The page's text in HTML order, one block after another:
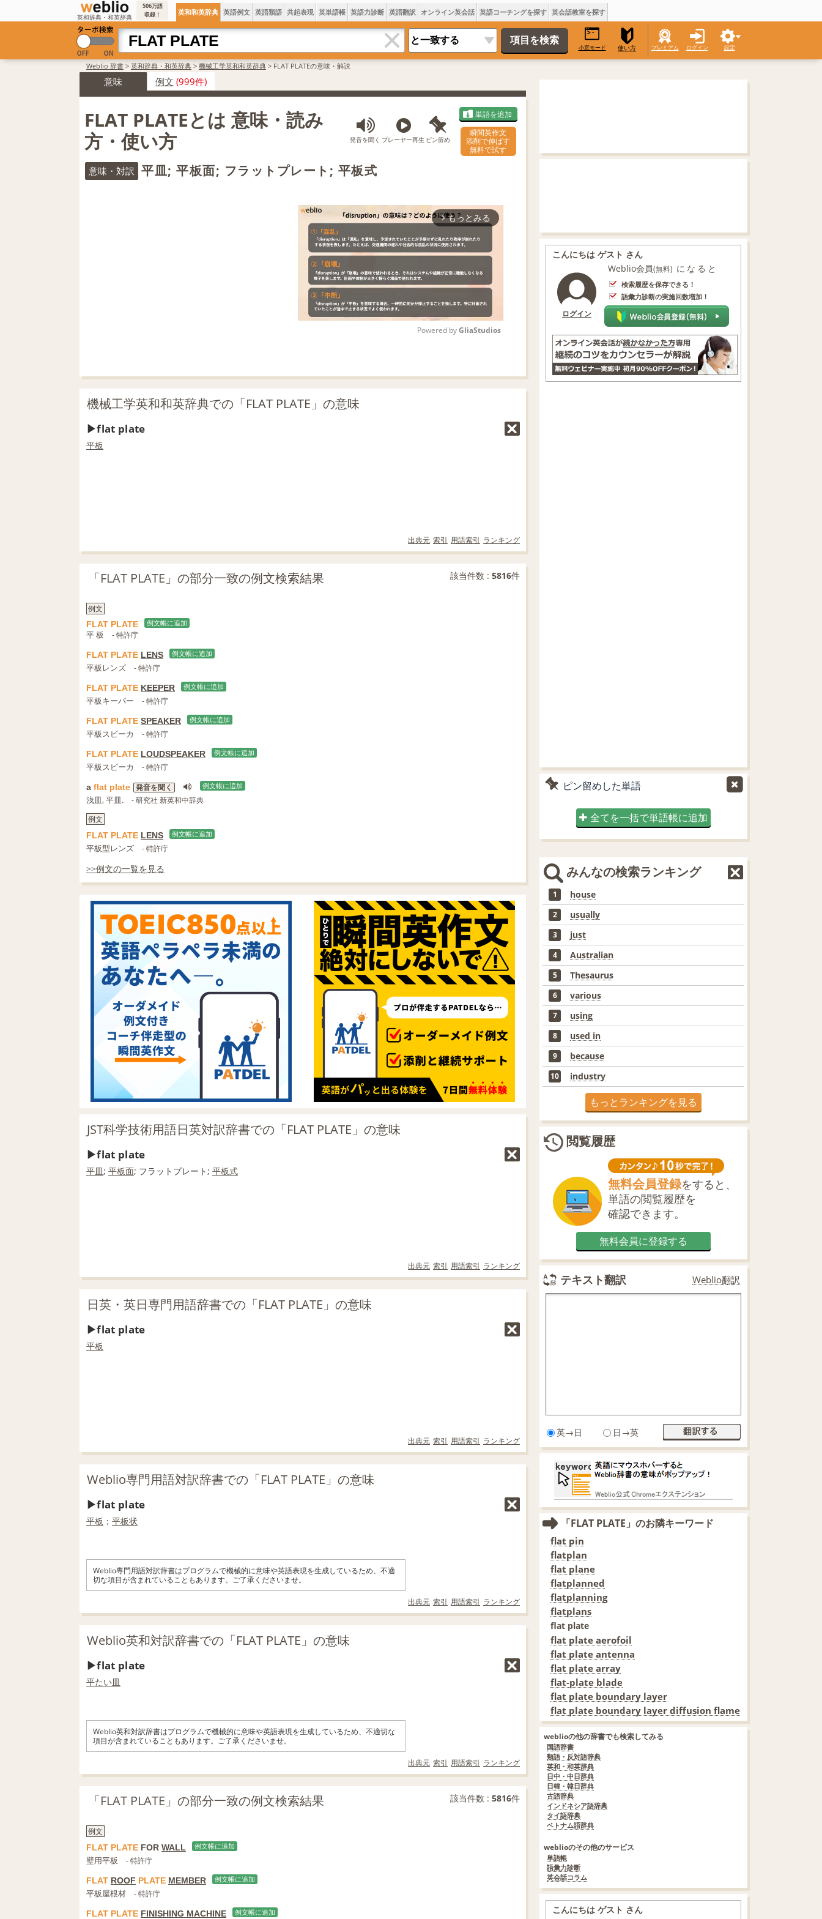
英和辞典・和英辞典
506万語
収録！
英和和英辞典 英語例文 英語類語 共起表現 英単語帳 英語力診断 英語翻訳 オンライン英会話 英語コーチングを探す 英会話教室を探す
小窓モード 使い方 プレミアム ログイン 設定
Weblio 辞書 > 英和辞典・和英辞典 > 機械工学英和和英辞典 > FLAT PLATEの意味・解説
意味 例文 (999件)
FLAT PLATEとは 意味・読み
方・使い方
発音を聞く プレーヤー再生 ピン留め
単語を追加
瞬間英作文
添削で伸ばす
無料で試す
意味・対訳 平皿; 平板面; フラットプレート; 平板式
arrow_forward_ios もっとみる
Powered by GliaStudios
機械工学英和和英辞典での「FLAT PLATE」の意味
flat plate
平板
出典元 索引 用語索引 ランキング
「FLAT PLATE」の部分一致の例文検索結果 該当件数 : 5816件
例文
FLAT PLATE 例文帳に追加
平 板 - 特許庁
FLAT PLATE LENS 例文帳に追加
平板レンズ - 特許庁
FLAT PLATE KEEPER 例文帳に追加
平板キーパー - 特許庁
FLAT PLATE SPEAKER 例文帳に追加
平板スピーカ - 特許庁
FLAT PLATE LOUDSPEAKER 例文帳に追加
平板スピーカ - 特許庁
a flat plate 発音を聞く 例文帳に追加
浅皿, 平皿.
- 研究社 新英和中辞典
例文
FLAT PLATE LENS 例文帳に追加
平板型レンズ - 特許庁
>>例文の一覧を見る
JST科学技術用語日英対訳辞書での「FLAT PLATE」の意味
flat plate
平皿; 平板面; フラットプレート; 平板式
出典元 索引 用語索引 ランキング
日英・英日専門用語辞書での「FLAT PLATE」の意味
flat plate
平板
出典元 索引 用語索引 ランキング
Weblio専門用語対訳辞書での「FLAT PLATE」の意味
flat plate
平板 ； 平板状
Weblio専門用語対訳辞書はプログラムで機械的に意味や英語表現を生成しているため、不適
切な項目が含まれていることもあります。ご了承くださいませ。
出典元 索引 用語索引 ランキング
Weblio英和対訳辞書での「FLAT PLATE」の意味
flat plate
平たい皿
Weblio英和対訳辞書はプログラムで機械的に意味や英語表現を生成しているため、不適切な
項目が含まれていることもあります。ご了承くださいませ。
出典元 索引 用語索引 ランキング
「FLAT PLATE」の部分一致の例文検索結果 該当件数 : 5816件
例文
FLAT PLATE FOR WALL 例文帳に追加
壁用平板 - 特許庁
FLAT ROOF PLATE MEMBER 例文帳に追加
平板屋根材 - 特許庁
FLAT PLATE FINISHING MACHINE 例文帳に追加
こんにちは ゲスト さん
ログイン
Weblio会員(無料) になると
検索履歴を保存できる！
語彙力診断の実施回数増加！
ピン留めした単語
全てを一括で単語帳に追加
みんなの検索ランキング
1 house
2 usually
3 just
4 Australian
5 Thesaurus
6 various
7 using
8 used in
9 because
10 industry
もっとランキングを見る
閲覧履歴
無料会員登録をすると、
単語の閲覧履歴を
確認できます。
無料会員に登録する
テキスト翻訳 Weblio翻訳
英→日 日→英
「FLAT PLATE」のお隣キーワード
flat pin
flatplan
flat plane
flatplanned
flatplanning
flatplans
flat plate
flat plate aerofoil
flat plate antenna
flat plate array
flat-plate blade
flat plate boundary layer
flat plate boundary layer diffusion flame
weblioの他の辞書でも検索してみる
国語辞書
類語・反対語辞典
英和・和英辞典
日中・中日辞典
日韓・韓日辞典
古語辞典
インドネシア語辞典
タイ語辞典
ベトナム語辞典
weblioのその他のサービス
単語帳
語彙力診断
英会話コラム
こんにちは ゲスト さん